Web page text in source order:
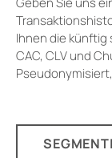
Ihnen die künftig
CAC, CLV und